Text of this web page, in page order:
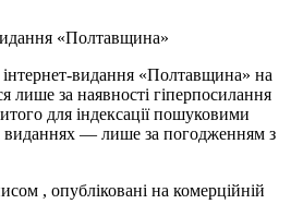
«Полтавщина»
інтернет-видання «Полтавщина» на
лише за наявності гіперпосилання
для індексації пошуковими
виданнях — лише за погодженням з
, опубліковані на комерційній